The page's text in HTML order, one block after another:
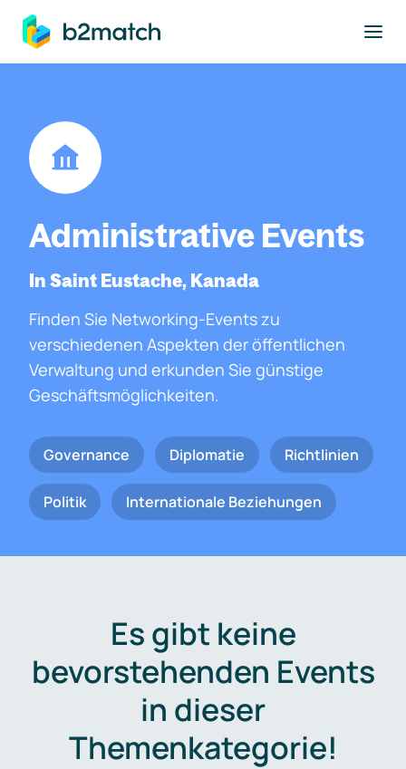
springen
Administrative Events
In Saint Eustache, Kanada
Finden Sie Networking-Events zu
verschiedenen Aspekten der öffentlichen
Verwaltung und erkunden Sie günstige
Geschäftsmöglichkeiten.
Governance Diplomatie Richtlinien
Politik Internationale Beziehungen
Es gibt keine
bevorstehenden Events
in dieser
Themenkategorie!